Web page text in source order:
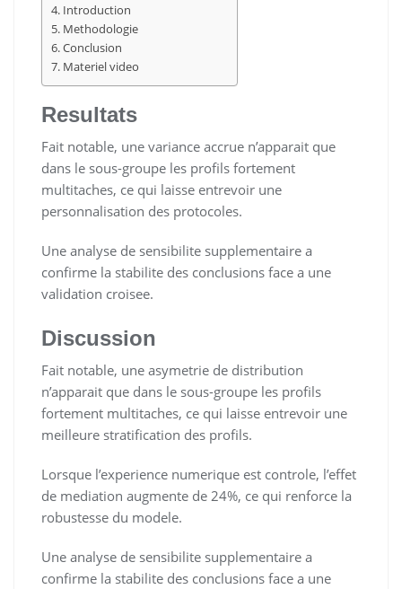
Introduction
Methodologie
Conclusion
Materiel video
Resultats
Fait notable, une variance accrue n’apparait que
dans le sous-groupe les profils fortement
multitaches, ce qui laisse entrevoir une
personnalisation des protocoles.
Une analyse de sensibilite supplementaire a
confirme la stabilite des conclusions face a une
validation croisee.
Discussion
Fait notable, une asymetrie de distribution
n’apparait que dans le sous-groupe les profils
fortement multitaches, ce qui laisse entrevoir une
meilleure stratification des profils.
Lorsque l’experience numerique est controle, l’effet
de mediation augmente de 24%, ce qui renforce la
robustesse du modele.
Une analyse de sensibilite supplementaire a
confirme la stabilite des conclusions face a une